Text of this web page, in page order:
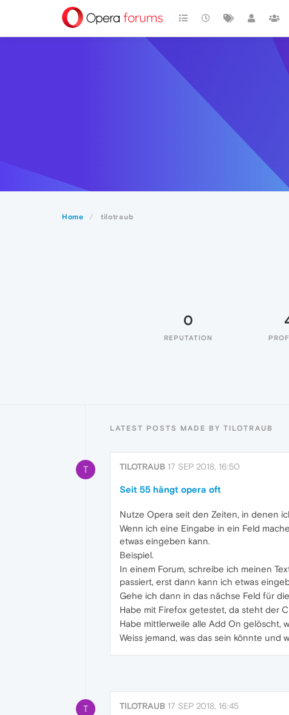
Home tilotraub
0
REPUTATION
LATEST POSTS MADE BY TILOTRAUB
T TILOTRAUB 17 SEP 2018, 16:50
Seit 55 hängt opera oft
Nutze Opera seit den Zeiten, in denen
Wenn ich eine Eingabe in ein Feld
etwas eingeben kann.
Beispiel.
In einem Forum, schreibe ich meinen
passiert, erst dann kann ich etwas
Gehe ich dann in das nächse Feld für
Habe mit Firefox getestet, da steht der
Habe mittlerweile alle Add On gelöscht,
Weiss jemand, was das sein könnte und
T TILOTRAUB 17 SEP 2018, 16:45